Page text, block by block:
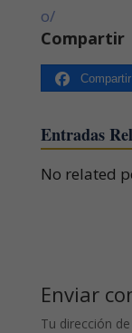
o/
Compartir
Compartir
Entradas
No related
Enviar
Tu dirección